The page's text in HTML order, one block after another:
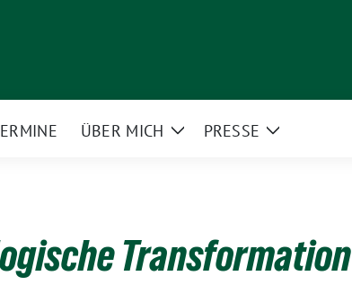
ÜBER MICH
ZeigePRESSE
Zeige
Transformation